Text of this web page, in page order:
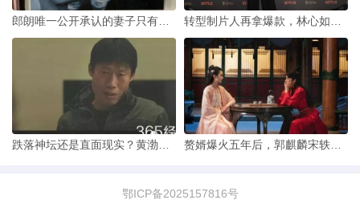
鄂ICP备2025157816号